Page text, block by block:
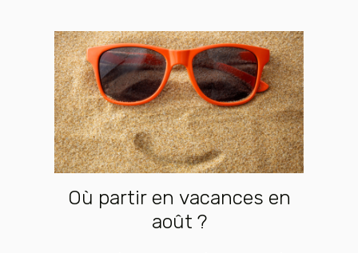
Où partir en vacances en
août ?